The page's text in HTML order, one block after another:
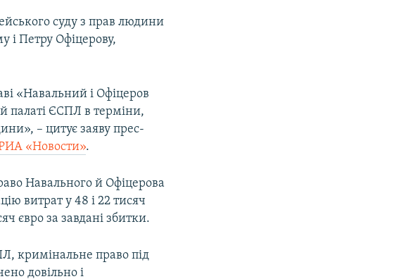
суду з прав людини
і Петру Офіцерову,
«Навальний і Офіцеров
палаті ЄСПЛ в терміни,
– цитує заяву прес-
«Новости».
Навального й Офіцерова
витрат у 48 і 22 тисяч
євро за завдані збитки.
кримінальне право під
довільно і